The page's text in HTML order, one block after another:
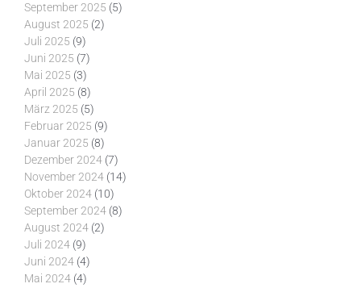
September 2025 (5)
August 2025 (2)
Juli 2025 (9)
Juni 2025 (7)
Mai 2025 (3)
April 2025 (8)
März 2025 (5)
Februar 2025 (9)
Januar 2025 (8)
Dezember 2024 (7)
November 2024 (14)
Oktober 2024 (10)
September 2024 (8)
August 2024 (2)
Juli 2024 (9)
Juni 2024 (4)
Mai 2024 (4)